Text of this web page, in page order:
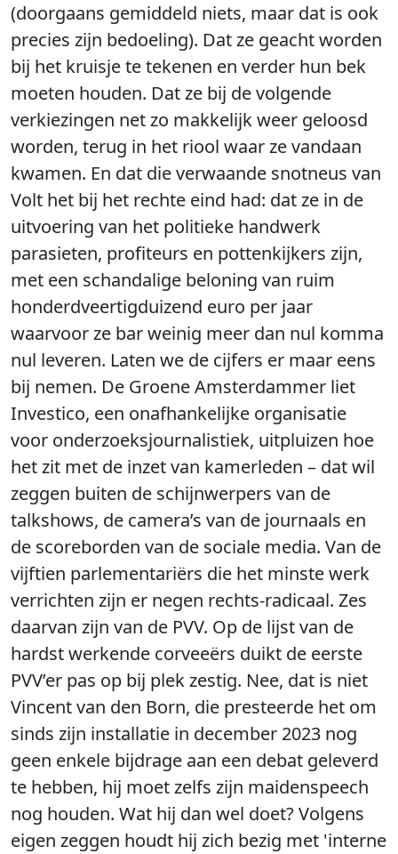
(doorgaans gemiddeld niets, maar dat is ook
precies zijn bedoeling). Dat ze geacht worden
bij het kruisje te tekenen en verder hun bek
moeten houden. Dat ze bij de volgende
verkiezingen net zo makkelijk weer geloosd
worden, terug in het riool waar ze vandaan
kwamen. En dat die verwaande snotneus van
Volt het bij het rechte eind had: dat ze in de
uitvoering van het politieke handwerk
parasieten, profiteurs en pottenkijkers zijn,
met een schandalige beloning van ruim
honderdveertigduizend euro per jaar
waarvoor ze bar weinig meer dan nul komma
nul leveren. Laten we de cijfers er maar eens
bij nemen. De Groene Amsterdammer liet
Investico, een onafhankelijke organisatie
voor onderzoeksjournalistiek, uitpluizen hoe
het zit met de inzet van kamerleden – dat wil
zeggen buiten de schijnwerpers van de
talkshows, de camera’s van de journaals en
de scoreborden van de sociale media. Van de
vijftien parlementariërs die het minste werk
verrichten zijn er negen rechts-radicaal. Zes
daarvan zijn van de PVV. Op de lijst van de
hardst werkende corveeërs duikt de eerste
PVV’er pas op bij plek zestig. Nee, dat is niet
Vincent van den Born, die presteerde het om
sinds zijn installatie in december 2023 nog
geen enkele bijdrage aan een debat geleverd
te hebben, hij moet zelfs zijn maidenspeech
nog houden. Wat hij dan wel doet? Volgens
eigen zeggen houdt hij zich bezig met 'interne